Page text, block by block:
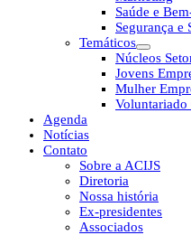
Saúde e
Segurança e
Temáticos
Núcleos
Jovens
Mulher
Agenda
Notícias
Contato
Sobre a ACIJS
Diretoria
Nossa história
Ex-presidentes
Associados